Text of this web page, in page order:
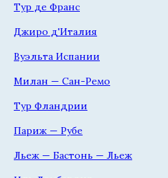
Тур де Франс
Джиро д'Италия
Вуэльта Испании
Милан — Сан-Ремо
Тур Фландрии
Париж — Рубе
Льеж — Бастонь — Льеж